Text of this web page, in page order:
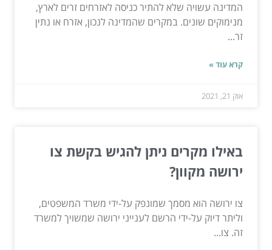
המדינה עשויה שלא להתיר כניסה לאזרחים זרים לארץ,
מנימוקים שונים. במקרים שהמדינה לנכון, אזרח או נתין
זר...
קרא עוד »
אוק 21, 2021
באילו מקרים ניתן להגיש בקשת צו
ירושה מקוון?
צו ירושה הוא מסמך שמונפק על-ידי משרד המשפטים,
וליתר דיוק על-ידי הרשם לענייני ירושה שמשויך למשרד
זה. צו...